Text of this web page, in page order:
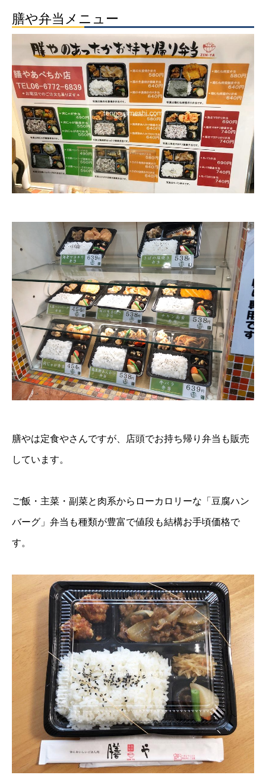
膳や弁当メニュー
膳やは定食やさんですが、店頭でお持ち帰り弁当も販売
しています。
ご飯・主菜・副菜と肉系からローカロリーな「豆腐ハン
バーグ」弁当も種類が豊富で値段も結構お手頃価格で
す。